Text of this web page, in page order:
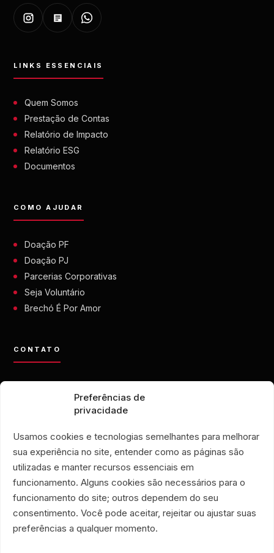
Preferências de
privacidade
Usamos cookies e tecnologias semelhantes para melhorar
sua experiência no site, entender como as páginas são
utilizadas e manter recursos essenciais em
funcionamento. Alguns cookies são necessários para o
funcionamento do site; outros dependem do seu
consentimento. Você pode aceitar, rejeitar ou ajustar suas
preferências a qualquer momento.
LINKS ESSENCIAIS
Quem Somos
Prestação de Contas
Relatório de Impacto
Relatório ESG
Documentos
COMO AJUDAR
Doação PF
Doação PJ
Parcerias Corporativas
Seja Voluntário
Brechó É Por Amor
CONTATO
+55 21 99028-9090
ONG É POR AMOR
Manguinhos • Rio de Janeiro
BRECHÓ É POR AMOR
Copacabana • Rio de Janeiro